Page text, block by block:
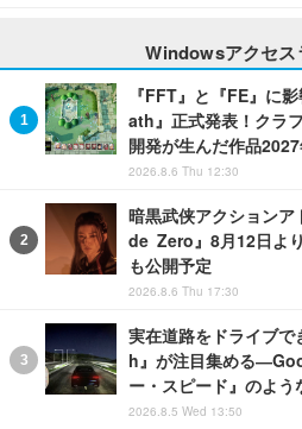
Windowsアクセス
『FFT』と『FE』に
ath』正式発表！クラ
開発が生んだ作品
2026.8.6 Thu 12:30
暗黒武侠アクション
de Zero』8月12日よ
も公開予定
2026.8.6 Thu 17:30
実在道路をドライブ
h』が注目集める
ー・スピード』のよう
2026.8.5 Wed 13:50